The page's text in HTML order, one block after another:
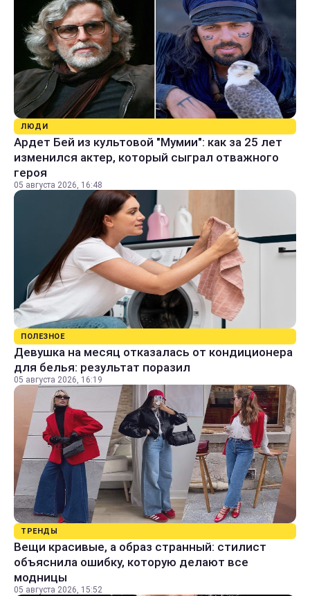
ЛЮДИ
Ардет Бей из культовой "Мумии": как за 25 лет
изменился актер, который сыграл отважного
героя
05 августа 2026, 16:48
ПОЛЕЗНОЕ
Девушка на месяц отказалась от кондиционера
для белья: результат поразил
05 августа 2026, 16:19
ТРЕНДЫ
Вещи красивые, а образ странный: стилист
объяснила ошибку, которую делают все
модницы
05 августа 2026, 15:52